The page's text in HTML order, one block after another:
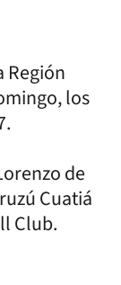
Región
los
de
Cuatiá
Club.